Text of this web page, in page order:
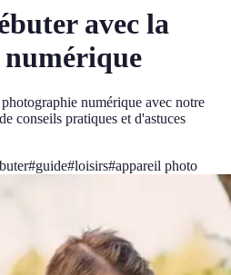
avec la
numérique avec notre
conseils pratiques et d'astuces
#guide#loisirs#appareil photo